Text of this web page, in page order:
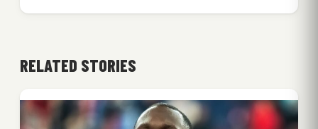
RELATED STORIES